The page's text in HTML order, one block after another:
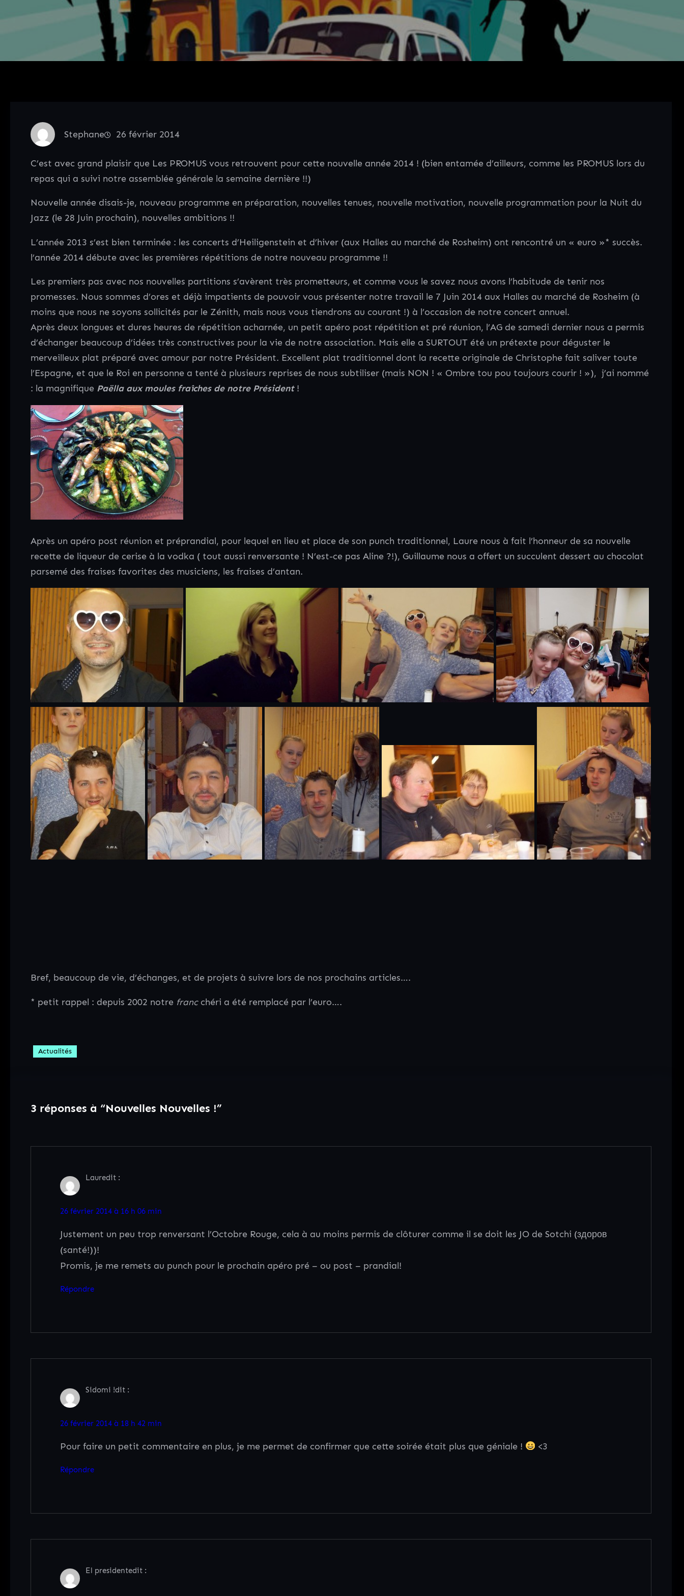
Stephane 26 février 2014
C’est avec grand plaisir que Les PROMUS vous retrouvent pour cette nouvelle année 2014 ! (bien entamée d’ailleurs, comme les PROMUS lors du
repas qui a suivi notre assemblée générale la semaine dernière !!)
Nouvelle année disais-je, nouveau programme en préparation, nouvelles tenues, nouvelle motivation, nouvelle programmation pour la Nuit du
Jazz (le 28 Juin prochain), nouvelles ambitions !!
L’année 2013 s’est bien terminée : les concerts d’Heiligenstein et d’hiver (aux Halles au marché de Rosheim) ont rencontré un « euro »* succès.
l’année 2014 débute avec les premières répétitions de notre nouveau programme !!
Les premiers pas avec nos nouvelles partitions s’avèrent très prometteurs, et comme vous le savez nous avons l’habitude de tenir nos
promesses. Nous sommes d’ores et déjà impatients de pouvoir vous présenter notre travail le 7 Juin 2014 aux Halles au marché de Rosheim (à
moins que nous ne soyons sollicités par le Zénith, mais nous vous tiendrons au courant !) à l’occasion de notre concert annuel.
Après deux longues et dures heures de répétition acharnée, un petit apéro post répétition et pré réunion, l’AG de samedi dernier nous a permis
d’échanger beaucoup d’idées très constructives pour la vie de notre association. Mais elle a SURTOUT été un prétexte pour déguster le
merveilleux plat préparé avec amour par notre Président. Excellent plat traditionnel dont la recette originale de Christophe fait saliver toute
l’Espagne, et que le Roi en personne a tenté à plusieurs reprises de nous subtiliser (mais NON ! « Ombre tou pou toujours courir ! »), j’ai nommé
: la magnifique Paëlla aux moules fraîches de notre Président !
Après un apéro post réunion et préprandial, pour lequel en lieu et place de son punch traditionnel, Laure nous à fait l’honneur de sa nouvelle
recette de liqueur de cerise à la vodka ( tout aussi renversante ! N’est-ce pas Aline ?!), Guillaume nous a offert un succulent dessert au chocolat
parsemé des fraises favorites des musiciens, les fraises d’antan.
Bref, beaucoup de vie, d’échanges, et de projets à suivre lors de nos prochains articles….
* petit rappel : depuis 2002 notre francchéri a été remplacé par l’euro….
Actualités
3 réponses à “Nouvelles Nouvelles !”
Lauredit :
26 février 2014 à 16 h 06 min
Justement un peu trop renversant l’Octobre Rouge, cela à au moins permis de clôturer comme il se doit les JO de Sotchi (здоров
(santé!))!
Promis, je me remets au punch pour le prochain apéro pré – ou post – prandial!
Répondre
Sidomi !dit :
26 février 2014 à 18 h 42 min
Pour faire un petit commentaire en plus, je me permet de confirmer que cette soirée était plus que géniale ! <3
Répondre
El presidentedit :